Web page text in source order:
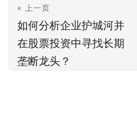
« 上一页
如何分析企业护城河并
在股票投资中寻找长期
垄断龙头？